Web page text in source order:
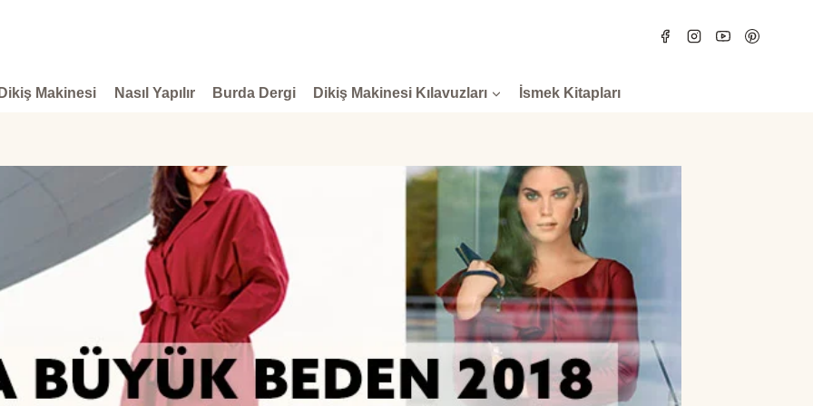
Dikiş Makinesi Nasıl Yapılır Burda Dergi Dikiş Makinesi Kılavuzları İsmek Kitapları